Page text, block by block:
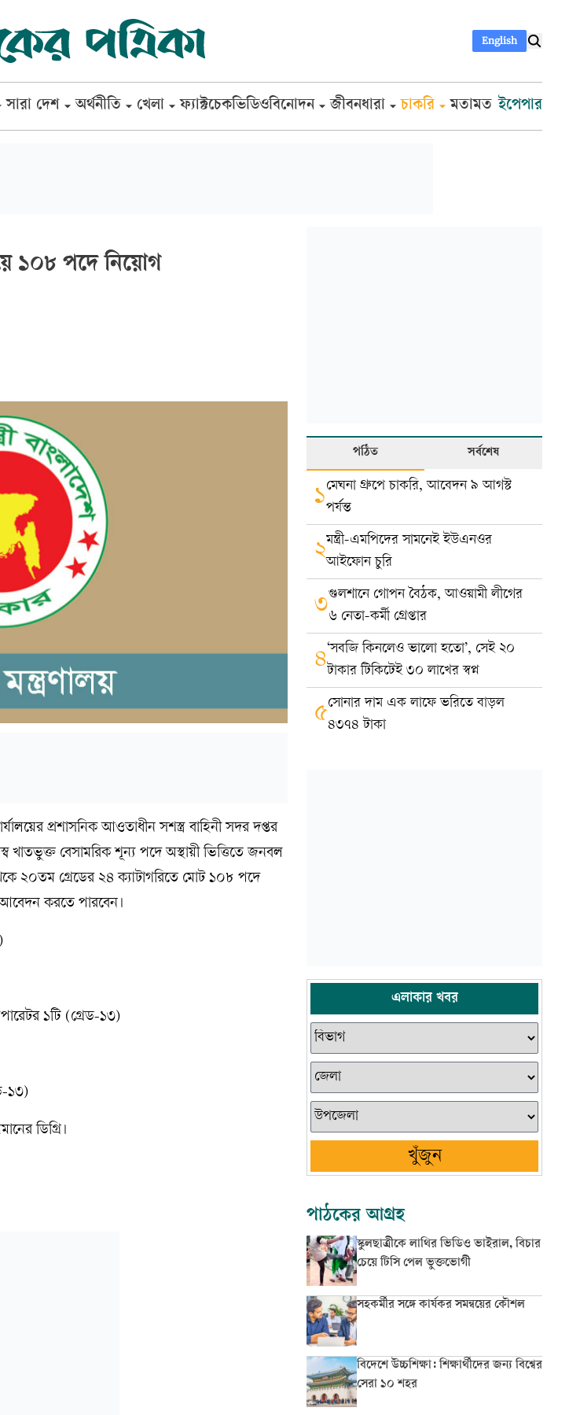
English
সারা দেশ অর্থনীতি খেলা ফ্যাক্টচেকভিডিওবিনোদন জীবনধারা চাকরি মতামত ইপেপার
১০৮ পদে নিয়োগ
প্রশাসনিক আওতাধীন সশস্ত্র বাহিনী সদর দপ্তর
খাতভুক্ত বেসামরিক শূন্য পদে অস্থায়ী ভিত্তিতে জনবল
২০তম গ্রেডের ২৪ ক্যাটাগরিতে মোট ১০৮ পদে
আবেদন করতে পারবেন।
১টি (গ্রেড-১৩)
১৩)
ডিগ্রি।
পঠিত সর্বশেষ
১মেঘনা গ্রুপে চাকরি, আবেদন ৯ আগস্ট
পর্যন্ত
২মন্ত্রী-এমপিদের সামনেই ইউএনওর
আইফোন চুরি
৩গুলশানে গোপন বৈঠক, আওয়ামী লীগের
৬ নেতা-কর্মী গ্রেপ্তার
৪‘সবজি কিনলেও ভালো হতো’, সেই ২০
টাকার টিকিটেই ৩০ লাখের স্বপ্ন
৫সোনার দাম এক লাফে ভরিতে বাড়ল
৪৩৭৪ টাকা
এলাকার খবর
খুঁজুন
পাঠকের আগ্রহ
স্কুলছাত্রীকে লাথির ভিডিও ভাইরাল, বিচার
চেয়ে টিসি পেল ভুক্তভোগী
সহকর্মীর সঙ্গে কার্যকর সমন্বয়ের কৌশল
বিদেশে উচ্চশিক্ষা: শিক্ষার্থীদের জন্য বিশ্বের
সেরা ১০ শহর